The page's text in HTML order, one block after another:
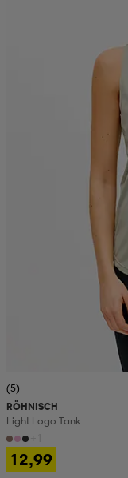
(5)
RÖHNISCH
Light Logo Tank
12,99